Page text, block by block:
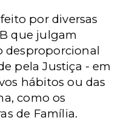
por diversas
que julgam
desproporcional
pela Justiça - em
hábitos ou das
como os
de Família.